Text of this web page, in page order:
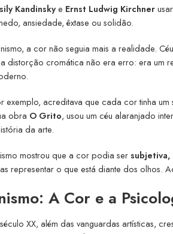
Kandinskye Ernst Ludwig Kirchner
ansiedade, êxtase ou solidão.
a cor não seguia mais a realidade.
distorção cromática não era erro: era um
exemplo, acreditava que cada cor tinha
obra O Grito, usou um céu alaranjado
da arte.
mostrou que a cor podia ser
representar o que está diante dos olhos.
A Cor e a
XX, além das vanguardas artísticas,